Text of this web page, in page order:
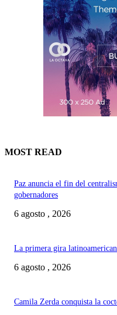
MOST READ
Paz anuncia el fin del
gobernadores
6 agosto , 2026
La primera gira
6 agosto , 2026
Camila Zerda conquista la